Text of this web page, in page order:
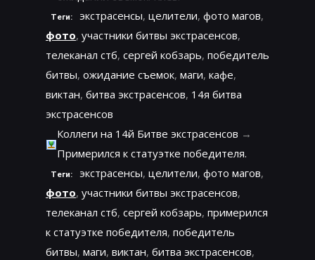
Теги: экстрасенсы, целители, фото магов,
фото, участники битвы экстрасенсов,
телеканал стб, сергей кобзарь, победитель
битвы, ожидание съемок, маги, кафе,
виктан, битва экстрасенсов, 14я битва
экстрасенсов
Коллеги на 14й Битве экстрасенсов →
Примерился к статуэтке победителя.
Теги: экстрасенсы, целители, фото магов,
фото, участники битвы экстрасенсов,
телеканал стб, сергей кобзарь, примерился
к статуэтке победителя, победитель
битвы, маги, виктан, битва экстрасенсов,